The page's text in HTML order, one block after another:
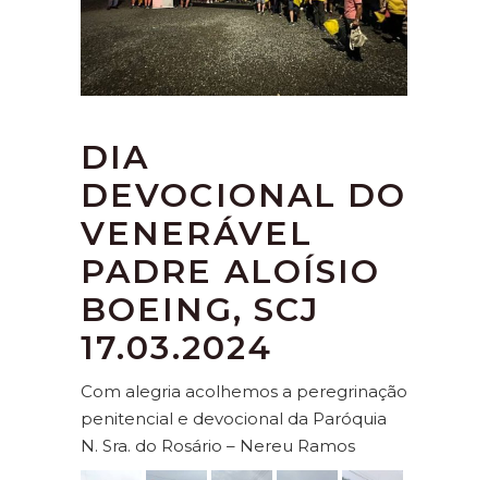
DIA
DEVOCIONAL DO
VENERÁVEL
PADRE ALOÍSIO
BOEING, SCJ
17.03.2024
Com alegria acolhemos a peregrinação
penitencial e devocional da Paróquia
N. Sra. do Rosário – Nereu Ramos